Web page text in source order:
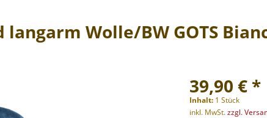
Wolle/BW GOTS
39,90 € *
Inhalt: 1 Stück
inkl. MwSt.zzgl.